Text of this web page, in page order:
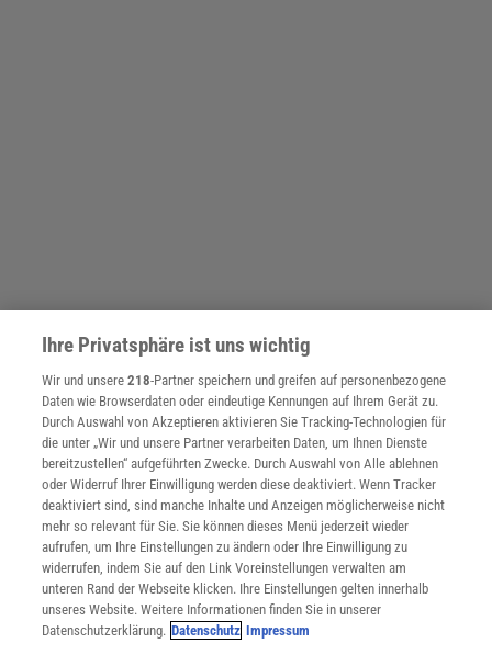
THEMENKANÄLE
Ihre Privatsphäre ist uns wichtig
Wir und unsere218-Partner speichern und greifen auf personenbezogene
Daten wie Browserdaten oder eindeutige Kennungen auf Ihrem Gerät zu.
Durch Auswahl von Akzeptieren aktivieren Sie Tracking-Technologien für
die unter „Wir und unsere Partner verarbeiten Daten, um Ihnen Dienste
bereitzustellen“ aufgeführten Zwecke. Durch Auswahl von Alle ablehnen
oder Widerruf Ihrer Einwilligung werden diese deaktiviert. Wenn Tracker
deaktiviert sind, sind manche Inhalte und Anzeigen möglicherweise nicht
mehr so relevant für Sie. Sie können dieses Menü jederzeit wieder
aufrufen, um Ihre Einstellungen zu ändern oder Ihre Einwilligung zu
widerrufen, indem Sie auf den Link Voreinstellungen verwalten am
unteren Rand der Webseite klicken. Ihre Einstellungen gelten innerhalb
unseres Website. Weitere Informationen finden Sie in unserer
Datenschutzerklärung. Datenschutz Impressum